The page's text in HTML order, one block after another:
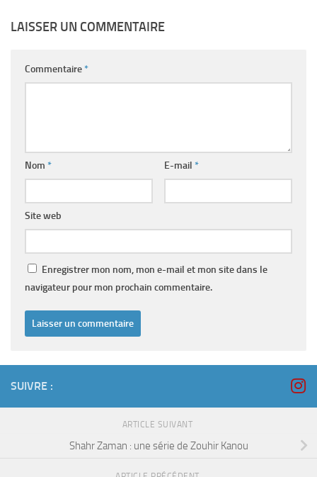
LAISSER UN COMMENTAIRE
Commentaire*
Nom * E-mail *
Site web
Enregistrer mon nom, mon e-mail et mon site dans le
navigateur pour mon prochain commentaire.
SUIVRE :
ARTICLE SUIVANT
Shahr Zaman : une série de Zouhir Kanou